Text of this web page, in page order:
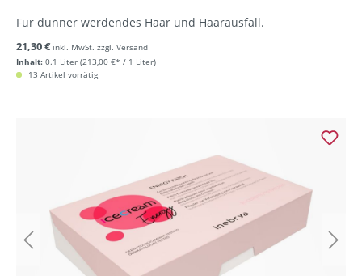
Für dünner werdendes Haar und Haarausfall.
Inhalt: 0.1 Liter (213,00 €* / 1 Liter)
21,30 € inkl. MwSt. zzgl. Versand
13 Artikel vorrätig